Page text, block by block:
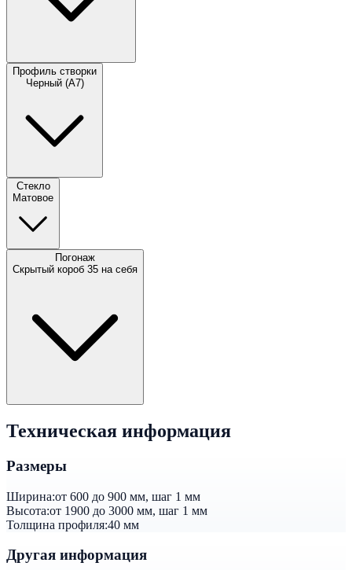
Профиль створки
Черный (A7)
Стекло
Матовое
Погонаж
Скрытый короб 35 на себя
Техническая информация
Размеры
Ширина:от 600 до 900 мм, шаг 1 мм
Высота:от 1900 до 3000 мм, шаг 1 мм
Толщина профиля:40 мм
Другая информация